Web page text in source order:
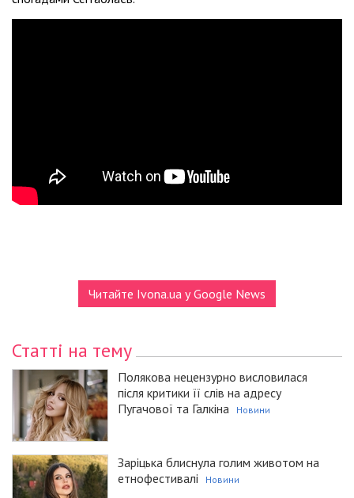
Читайте Ivona.ua у Google News
Статті на тему
Полякова нецензурно висловилася
після критики її слів на адресу
Пугачової та Галкіна
Новини
Заріцька блиснула голим животом на
етнофестивалі
Новини